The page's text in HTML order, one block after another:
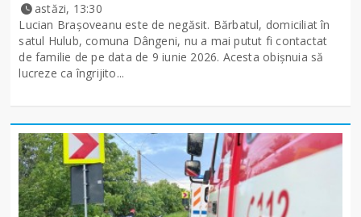
astăzi, 13:30
Lucian Brașoveanu este de negăsit. Bărbatul, domiciliat în
satul Hulub, comuna Dângeni, nu a mai putut fi contactat
de familie de pe data de 9 iunie 2026. Acesta obișnuia să
lucreze ca îngrijito...